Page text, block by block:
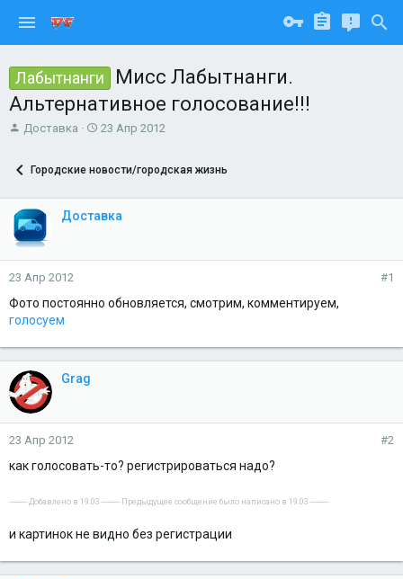
Лабытнанги
Мисс Лабытнанги.
Альтернативное голосование!!!
А
о
т
е
м
ы
Доставка
Д
а
ч
л
23 Апр 2012
Городские новости/городская жизнь
Доставка
23 Апр 2012 #1
Фото постоянно обновляется, смотрим, комментируем,
голосуем
Grag
23 Апр 2012 #2
как голосовать-то? регистрироваться надо?
---------- Добавлено в 19:03 ---------- Предыдущее сообщение было написано в 19:03 ----------
и картинок не видно без регистрации